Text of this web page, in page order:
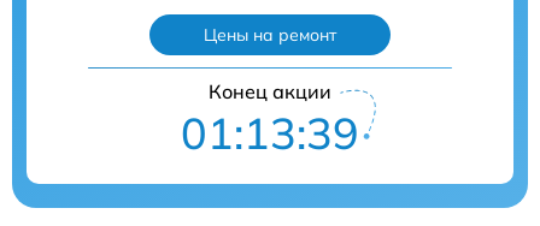
Цены на ремонт
Конец акции
01:13:38